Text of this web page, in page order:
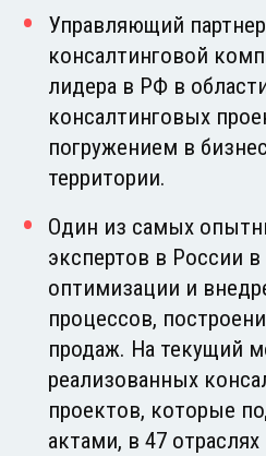
Управляющий
консалтинговой
лидера в РФ в
консалтинговых
погружением в
территории.
Один из самых
экспертов в России в
оптимизации и
процессов,
продаж. На текущий
реализованных
проектов, которые
актами, в 47